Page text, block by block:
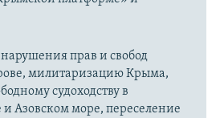
прав и свобод
милитаризацию Крыма,
судоходству в
Азовском море, переселение